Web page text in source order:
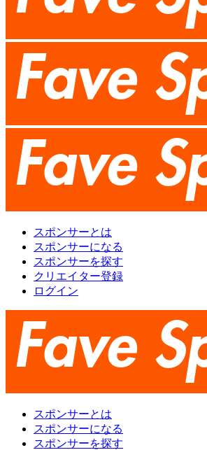
スポンサーとは
スポンサーになる
スポンサーを探す
クリエイター登録
ログイン
スポンサーとは
スポンサーになる
スポンサーを探す